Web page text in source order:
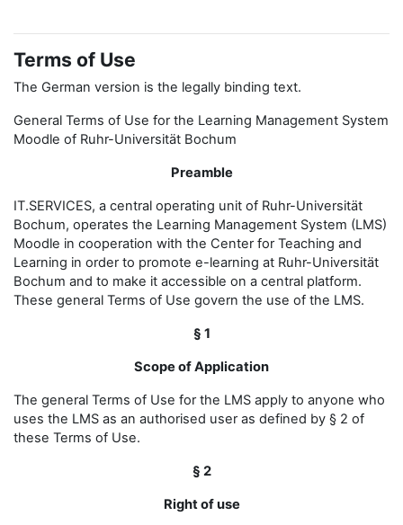
Terms of Use
The German version is the legally binding text.
General Terms of Use for the Learning Management System
Moodle of Ruhr-Universität Bochum
Preamble
IT.SERVICES, a central operating unit of Ruhr-Universität
Bochum, operates the Learning Management System (LMS)
Moodle in cooperation with the Center for Teaching and
Learning in order to promote e-learning at Ruhr-Universität
Bochum and to make it accessible on a central platform.
These general Terms of Use govern the use of the LMS.
§ 1
Scope of Application
The general Terms of Use for the LMS apply to anyone who
uses the LMS as an authorised user as defined by § 2 of
these Terms of Use.
§ 2
Right of use